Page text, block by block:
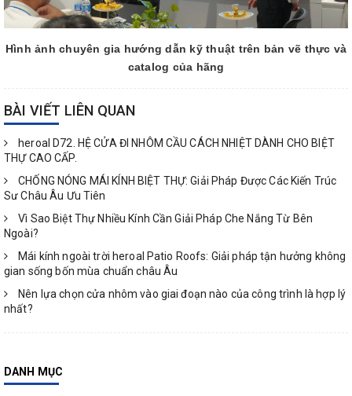
Hình ảnh chuyên gia hướng dẫn kỹ thuật trên bản vẽ thực và
catalog của hãng
BÀI VIẾT LIÊN QUAN
heroal D72. HỆ CỬA ĐI NHÔM CẦU CÁCH NHIỆT DÀNH CHO BIỆT
THỰ CAO CẤP.
CHỐNG NÓNG MÁI KÍNH BIỆT THỰ: Giải Pháp Được Các Kiến Trúc
Sư Châu Âu Ưu Tiên
Vì Sao Biệt Thự Nhiều Kính Cần Giải Pháp Che Nắng Từ Bên
Ngoài?
Mái kính ngoài trời heroal Patio Roofs: Giải pháp tận hưởng không
gian sống bốn mùa chuẩn châu Âu
Nên lựa chọn cửa nhôm vào giai đoạn nào của công trình là hợp lý
nhất?
DANH MỤC